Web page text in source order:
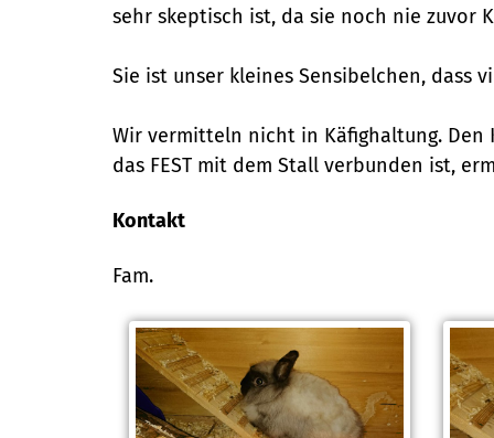
sehr skeptisch ist, da sie noch nie zuvor
Sie ist unser kleines Sensibelchen, dass
Wir vermitteln nicht in Käfighaltung. Den
das FEST mit dem Stall verbunden ist,
Kontakt
Fam.